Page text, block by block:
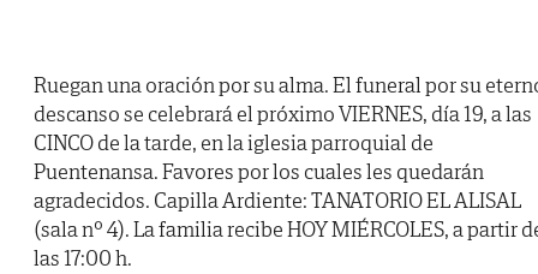
Ruegan una oración por su alma. El funeral por su
descanso se celebrará el próximo VIERNES, día 19, a las
CINCO de la tarde, en la iglesia parroquial de
Puentenansa. Favores por los cuales les quedarán
agradecidos. Capilla Ardiente: TANATORIO EL ALISAL
(sala nº 4). La familia recibe HOY MIÉRCOLES, a partir
las 17:00 h.